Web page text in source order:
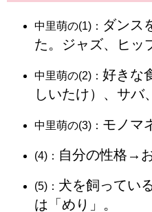
中里萌の(1)： ダンス
た。ジャズ、ヒッ
中里萌の(2)： 好きな
しいたけ）、サバ
中里萌の(3)： モノマ
(4)： 自分の性格→
(5)： 犬を飼ってい
は「めり」。